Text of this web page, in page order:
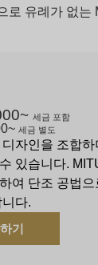
유례가 없는
~ 세금 포함
~ 세금 별도
자인을 조합
있습니다.
여 단조 공법
다.
기